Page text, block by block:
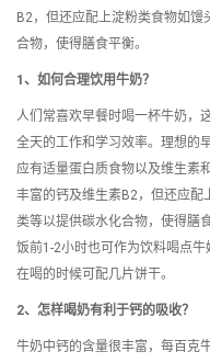
B2，但还应配上淀粉类食物如
合物，使得膳食平衡。
1、如何合理饮用牛奶？
人们常喜欢早餐时喝一杯牛奶，
全天的工作和学习效率。理想的
应有适量蛋白质食物以及维生素
丰富的钙及维生素B2，但还应配
类等以提供碳水化合物，使得膳
饭前1-2小时也可作为饮料喝点牛
在喝的时候可配几片饼干。
2、怎样喝奶有利于钙的吸收？
牛奶中钙的含量很丰富，每百克